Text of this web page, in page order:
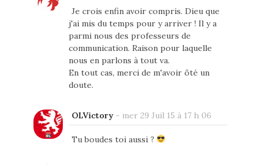
Je crois enfin avoir compris. Dieu que
j'ai mis du temps pour y arriver ! Il y a
parmi nous des professeurs de
communication. Raison pour laquelle
nous en parlons à tout va.
En tout cas, merci de m'avoir ôté un
doute.
OLVictory- mer 29 Juil 15 à 17 h 06
Tu boudes toi aussi ?